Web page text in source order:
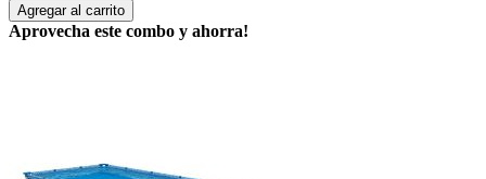
Agregar al carrito
Aprovecha este combo y ahorra!